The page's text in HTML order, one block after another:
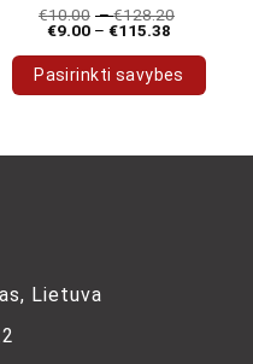
€10.00 –€128.20
€9.00 – €115.38
Pasirinkti savybes
has
Lietuva